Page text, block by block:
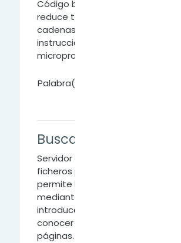
Código básico de la informática
reduce todo tipo de información
cadenas de ceros y unos, que
instrucciones y respuestas del
microprocesador.
Palabra(s) clave:
Buscador
Servidor de Internet que organiza
ficheros por grupos temáticos y
permite la localización de
mediante unas palabras clave
introduce el usuario, sin
conocer las direcciones de las
páginas.